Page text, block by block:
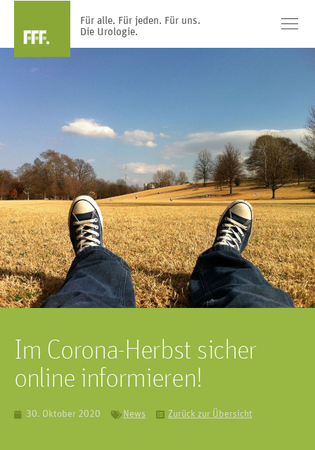
Für alle. Für jeden. Für uns.
Die Urologie.
Im Corona-Herbst sicher
online informieren!
30. Oktober 2020 News Zurück zur Übersicht